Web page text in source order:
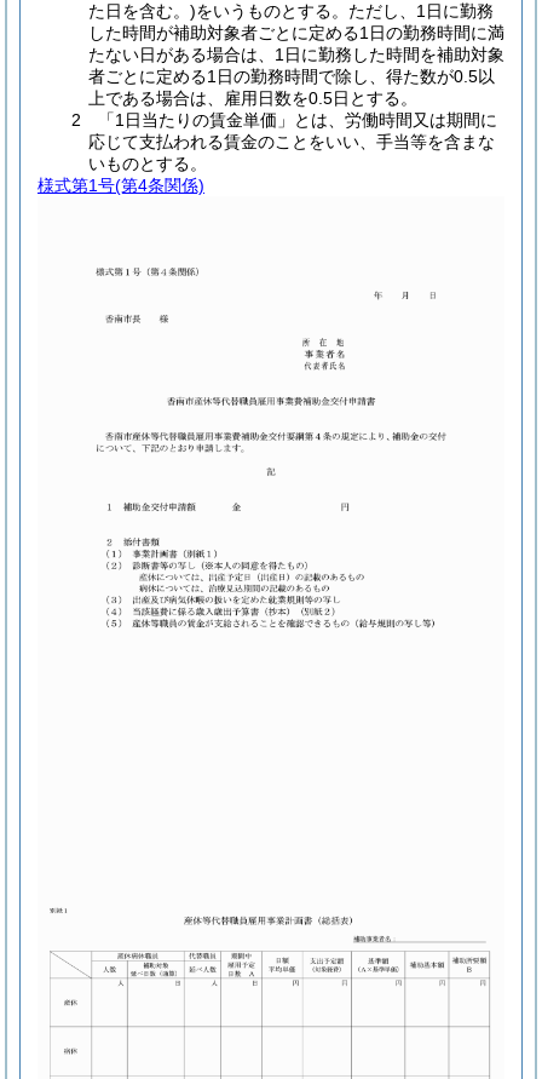
た日を含む。)をいうものとする。ただし、1日に勤務
した時間が補助対象者ごとに定める1日の勤務時間に満
たない日がある場合は、1日に勤務した時間を補助対象
者ごとに定める1日の勤務時間で除し、得た数が0.5以
上である場合は、雇用日数を0.5日とする。
2 「1日当たりの賃金単価」とは、労働時間又は期間に
応じて支払われる賃金のことをいい、手当等を含まな
いものとする。
様式第1号(第4条関係)